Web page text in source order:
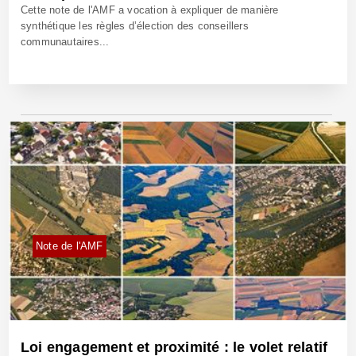
Cette note de l'AMF a vocation à expliquer de manière
synthétique les règles d’élection des conseillers
communautaires...
17 Jan 2020 - Réf: BW39828
Note de l'AMF
Loi engagement et proximité : le volet relatif